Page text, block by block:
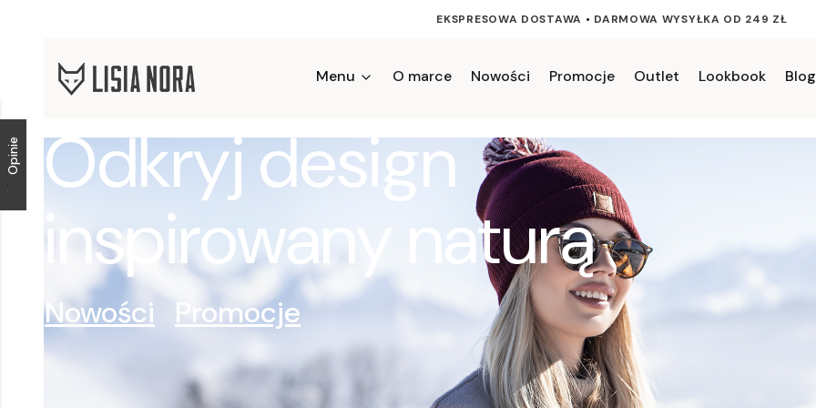
EKSPRESOWA DOSTAWA • DARMOWA WYSYŁKA OD 249 ZŁ
Menu O marce Nowości Promocje Outlet Lookbook Blog
Odkryj design
inspirowany naturą
Nowości Promocje
Opinie